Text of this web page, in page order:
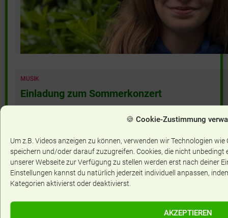
🍪 Cookie-Zustimmung
Um z.B. Videos anzeigen zu können, verwenden wir Technologien
speichern und/oder darauf zuzugreifen. Cookies, die nicht unbedingt
unserer Webseite zur Verfügung zu stellen werden erst nach deiner
Einstellungen kannst du natürlich jederzeit individuell anpassen,
Kategorien aktivierst oder deaktivierst.
AKZEPTIEREN
MUSIK
Einladung zum Sommerkonzert